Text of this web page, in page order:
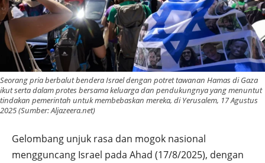
Seorang pria berbalut bendera Israel dengan potret tawanan Hamas di Gaza
ikut serta dalam protes bersama keluarga dan pendukungnya yang menuntut
tindakan pemerintah untuk membebaskan mereka, di Yerusalem, 17 Agustus
2025 (Sumber: Aljazeera.net)
Gelombang unjuk rasa dan mogok nasional
mengguncang Israel pada Ahad (17/8/2025), dengan